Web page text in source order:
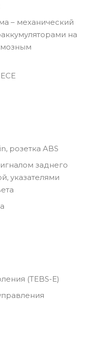
– механический
на
розетка ABS
заднего
указателями
(TEBS-E)